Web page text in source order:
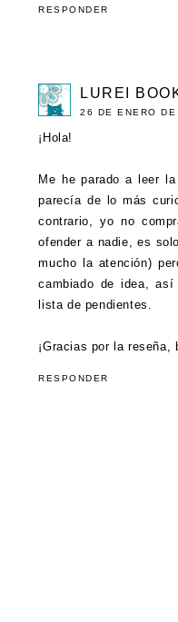
RESPONDER
LUREI
26 DE ENERO
¡Hola!
Me he parado a leer
parecía de lo más
contrario, yo no
ofender a nadie, es
mucho la atención)
cambiado de idea,
lista de pendientes.
¡Gracias por la reseña,
RESPONDER